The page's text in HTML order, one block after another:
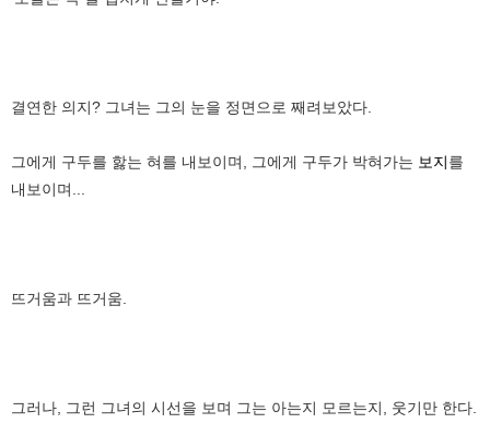
결연한 의지? 그녀는 그의 눈을 정면으로 째려보았다.
그에게 구두를 핧는 혀를 내보이며, 그에게 구두가 박혀가는 보지를
내보이며...
뜨거움과 뜨거움.
그러나, 그런 그녀의 시선을 보며 그는 아는지 모르는지, 웃기만 한다.